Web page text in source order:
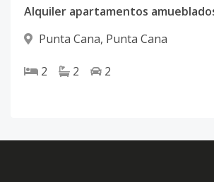
Punta Cana, Punta Cana
2 2 2